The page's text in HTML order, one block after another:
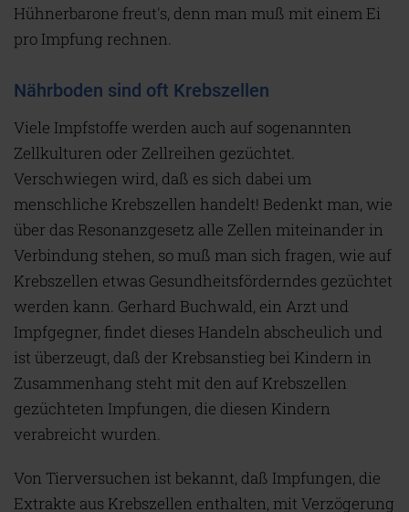
Hühnerbarone freut's, denn man muß mit einem Ei
pro Impfung rechnen.
Nährboden sind oft Krebszellen
Viele Impfstoffe werden auch auf sogenannten
Zellkulturen oder Zellreihen gezüchtet.
Verschwiegen wird, daß es sich dabei um
menschliche Krebszellen handelt! Bedenkt man, wie
über das Resonanzgesetz alle Zellen miteinander in
Verbindung stehen, so muß man sich fragen, wie auf
Krebszellen etwas Gesundheitsförderndes gezüchtet
werden kann. Gerhard Buchwald, ein Arzt und
Impfgegner, findet dieses Handeln abscheulich und
ist überzeugt, daß der Krebsanstieg bei Kindern in
Zusammenhang steht mit den auf Krebszellen
gezüchteten Impfungen, die diesen Kindern
verabreicht wurden.
Von Tierversuchen ist bekannt, daß Impfungen, die
Extrakte aus Krebszellen enthalten, mit Verzögerung